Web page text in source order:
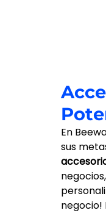
En
sus
negocio!